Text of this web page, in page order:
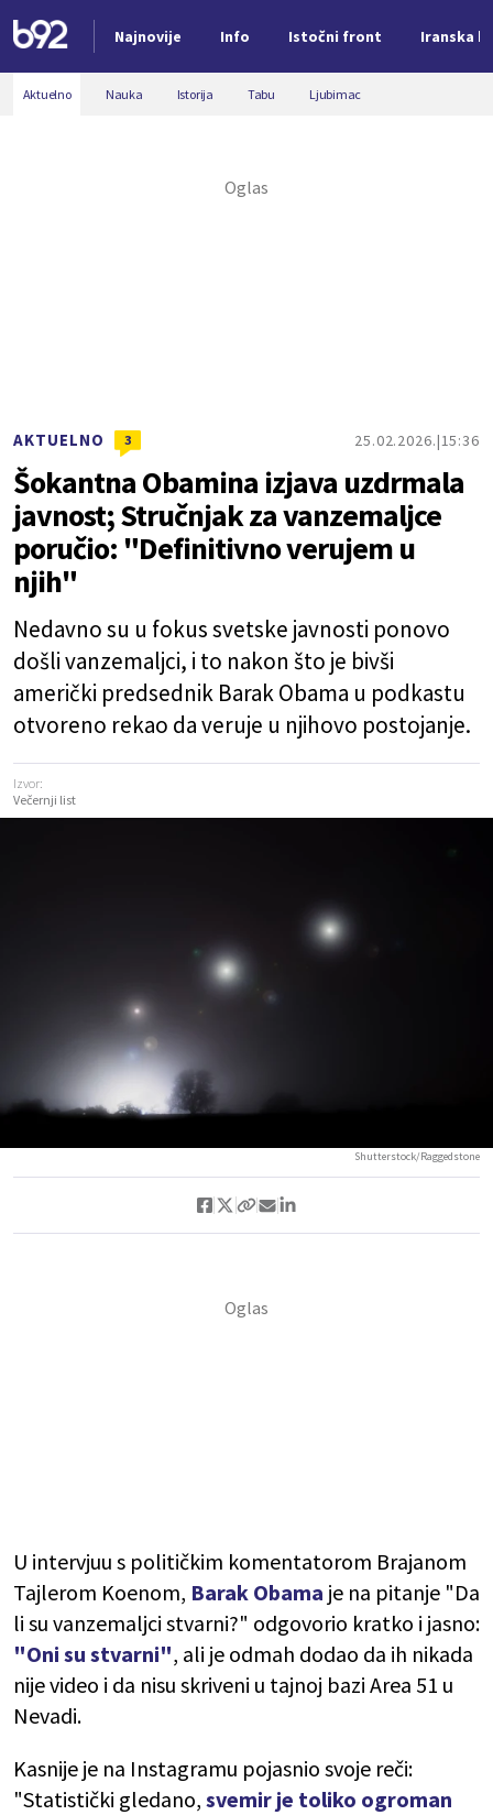
Najnovije Info Istočni front Iranska
Nova vest
Aktuelno Nauka Istorija Tabu Ljubimac
AKTUELNO 3 25.02.2026. 15:36
Šokantna Obamina izjava uzdrmala
javnost; Stručnjak za vanzemaljce
poručio: "Definitivno verujem u
njih"
Nedavno su u fokus svetske javnosti ponovo
došli vanzemaljci, i to nakon što je bivši
američki predsednik Barak Obama u podkastu
otvoreno rekao da veruje u njihovo postojanje.
Izvor:
Večernji list
Shutterstock/Raggedstone
U intervjuu s političkim komentatorom Brajanom
Tajlerom Koenom, Barak Obama je na pitanje "Da
li su vanzemaljci stvarni?" odgovorio kratko i jasno:
"Oni su stvarni", ali je odmah dodao da ih nikada
nije video i da nisu skriveni u tajnoj bazi Area 51 u
Nevadi.
Kasnije je na Instagramu pojasnio svoje reči:
"Statistički gledano, svemir je toliko ogroman